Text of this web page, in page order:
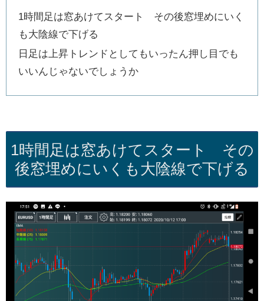
1時間足は窓あけてスタート その後窓埋めにいく
も大陰線で下げる
日足は上昇トレンドとしてもいったん押し目でも
いいんじゃないでしょうか
1時間足は窓あけてスタート その
後窓埋めにいくも大陰線で下げる